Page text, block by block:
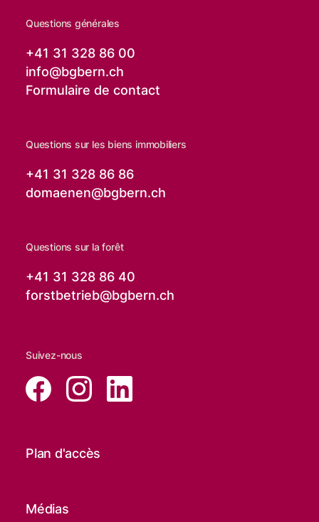
Questions générales
+41 31 328 86 00
info@bgbern.ch
Formulaire de contact
Questions sur les biens immobiliers
+41 31 328 86 86
domaenen@bgbern.ch
Questions sur la forêt
+41 31 328 86 40
forstbetrieb@bgbern.ch
Suivez-nous
Plan d'accès
Médias